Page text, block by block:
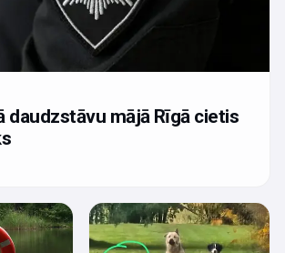
daudzstāvu mājā Rīgā cietis